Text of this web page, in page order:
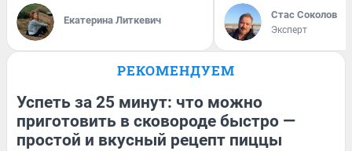
Екатерина Литкевич Стас Соколов
Эксперт
РЕКОМЕНДУЕМ
Успеть за 25 минут: что можно
приготовить в сковороде быстро —
простой и вкусный рецепт пиццы